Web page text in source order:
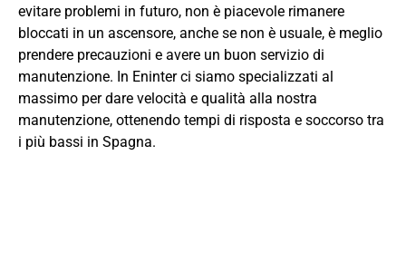
evitare problemi in futuro, non è piacevole rimanere
bloccati in un ascensore, anche se non è usuale, è meglio
prendere precauzioni e avere un buon servizio di
manutenzione. In Eninter ci siamo specializzati al
massimo per dare velocità e qualità alla nostra
manutenzione, ottenendo tempi di risposta e soccorso tra
i più bassi in Spagna.